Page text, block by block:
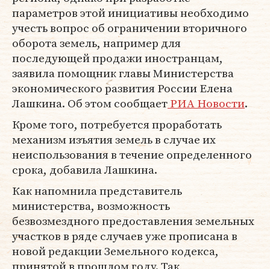
параметров этой инициативы необходимо
учесть вопрос об ограничении вторичного
оборота земель, например для
последующей продажи иностранцам,
заявила помощник главы Министерства
экономического развития России Елена
Лашкина. Об этом сообщаетРИА Новости.
Кроме того, потребуется проработать
механизм изъятия земель в случае их
неиспользования в течение определенного
срока, добавила Лашкина.
Как напомнила представитель
министерства, возможность
безвозмездного предоставления земельных
участков в ряде случаев уже прописана в
новой редакции Земельного кодекса,